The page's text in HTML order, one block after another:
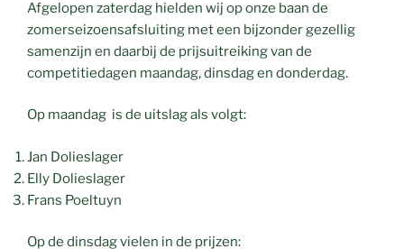
Afgelopen zaterdag hielden wij op onze baan de
zomerseizoensafsluiting met een bijzonder gezellig
samenzijn en daarbij de prijsuitreiking van de
competitiedagen maandag, dinsdag en donderdag.
Op maandag is de uitslag als volgt:
Jan Dolieslager
Elly Dolieslager
Frans Poeltuyn
Op de dinsdag vielen in de prijzen: